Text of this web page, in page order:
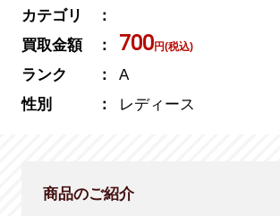
カテゴリ
買取金額
700円(税込)
ランク
A
性別
レディース
商品のご紹介